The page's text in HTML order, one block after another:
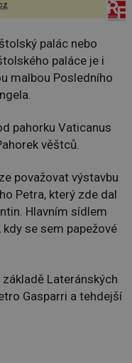
palác nebo
paláce je i
malbou Posledního
pahorku Vaticanus
věštců.
považovat výstavbu
Petra, který zde dal
Hlavním sídlem
se sem papežové
Lateránských
Gasparri a tehdejší